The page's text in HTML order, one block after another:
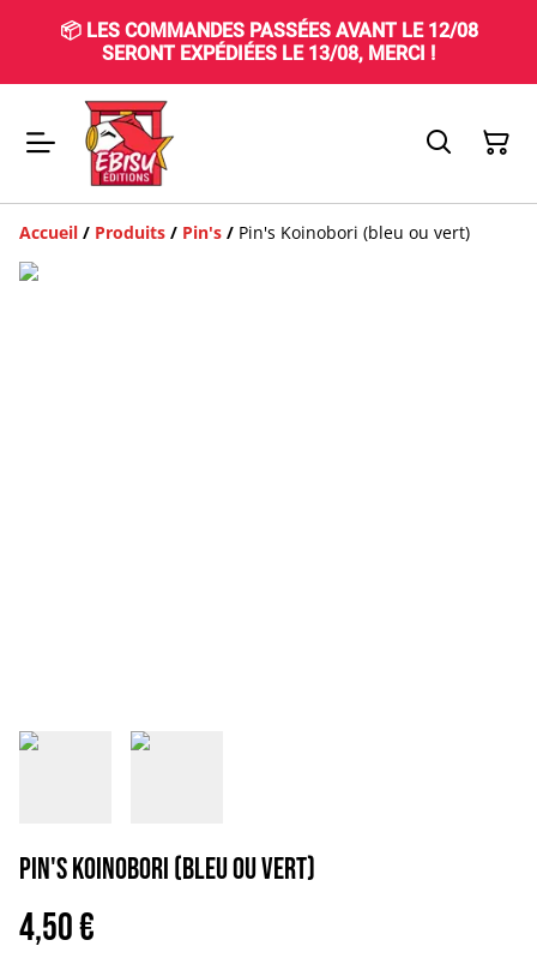
📦 LES COMMANDES PASSÉES AVANT LE 12/08
SERONT EXPÉDIÉES LE 13/08, MERCI !
Accueil / Produits / Pin's / Pin's Koinobori (bleu ou vert)
Pin's Koinobori (bleu ou vert)
4,50 €